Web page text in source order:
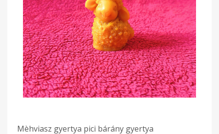
Mèhviasz gyertya pici bárány gyertya